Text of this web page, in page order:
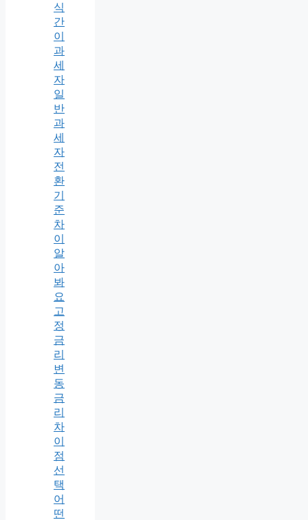
식
간
이
과
세
자
일
반
과
세
자
전
환
기
준
차
이
알
아
봐
요
고
정
금
리
변
동
금
리
차
이
점
선
택
어
떤